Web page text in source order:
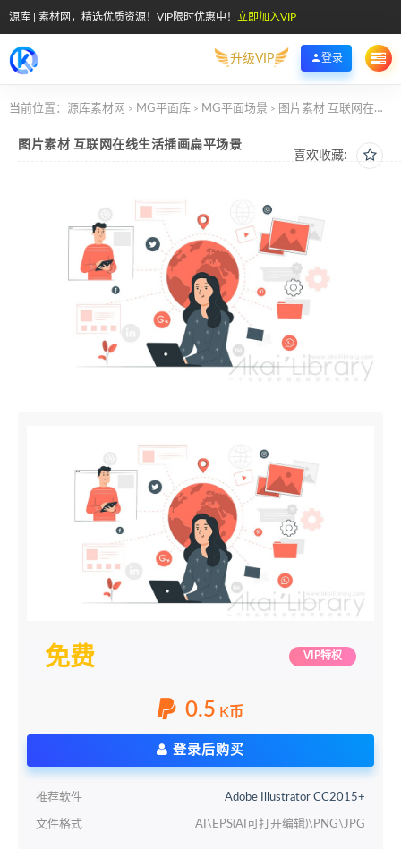
源库 | 素材网，精选优质资源！VIP限时优惠中！ 立即加入VIP
升级VIP 登录
当前位置： 源库素材网 > MG平面库 > MG平面场景 > 图片素材 互联网在线生活插画扁平场景
喜欢收藏:
图片素材 互联网在线生活插画扁平场景
免费 VIP特权
0.5 K币
登录后购买
推荐软件 Adobe Illustrator CC2015+
文件格式 AI\EPS(AI可打开编辑)\PNG\JPG